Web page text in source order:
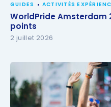
WorldPride Amsterdam
points
GUIDES ACTIVITÉS
WorldPride Amsterdam
points
2 juillet 2026